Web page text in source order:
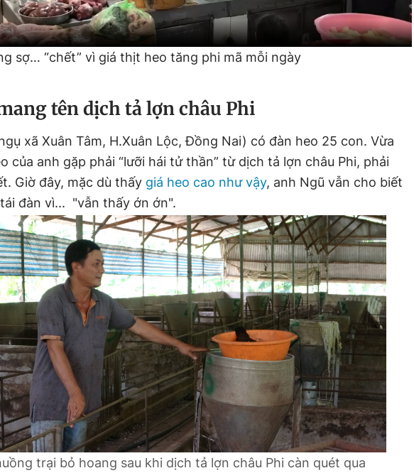
sợ… “chết” vì giá thịt heo tăng phi mã mỗi ngày
tên dịch tả lợn châu Phi
xã Xuân Tâm, H.Xuân Lộc, Đồng Nai) có đàn heo 25 con. Vừa
của anh gặp phải “lưỡi hái tử thần” từ dịch tả lợn châu Phi, phải
Giờ đây, mặc dù thấy giá heo cao như vậy, anh Ngũ vẫn cho biết
đàn vì... "vẫn thấy ớn ớn".
trại bỏ hoang sau khi dịch tả lợn châu Phi càn quét qua